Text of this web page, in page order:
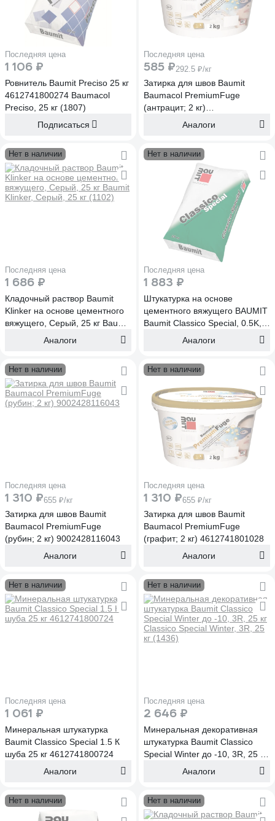
Последняя цена
1 106 ₽
Ровнитель Baumit Preciso 25 кг
4612741800274 Baumacol
Preciso, 25 кг (1807)
Подписаться
Последняя цена
585 ₽292.5 ₽/кг
Затирка для швов Baumit
Baumacol PremiumFuge
(антрацит; 2 кг)
9002428115954
Аналоги
Нет в наличии
Последняя цена
1 686 ₽
Кладочный раствор Baumit
Klinker на основе цементного
вяжущего, Серый, 25 кг Baumit
Klinker, Серый, 25 кг (1102)
Аналоги
Нет в наличии
Последняя цена
1 883 ₽
Штукатурка на основе
цементного вяжущего BAUMIT
Baumit Classico Special, 0.5K,
25 кг Classico Special, 0.5K, 25
Аналоги
Нет в наличии
Последняя цена
1 310 ₽655 ₽/кг
Затирка для швов Baumit
Baumacol PremiumFuge
(рубин; 2 кг) 9002428116043
Аналоги
Нет в наличии
Последняя цена
1 310 ₽655 ₽/кг
Затирка для швов Baumit
Baumacol PremiumFuge
(графит; 2 кг) 4612741801028
Аналоги
Нет в наличии
Последняя цена
1 061 ₽
Минеральная штукатурка
Baumit Classico Special 1.5 К
шуба 25 кг 4612741800724
Аналоги
Нет в наличии
Последняя цена
2 646 ₽
Минеральная декоративная
штукатурка Baumit Classico
Special Winter до -10, 3R, 25 кг
Classico Special Winter, 3R, 25
Аналоги
Нет в наличии Нет в наличии